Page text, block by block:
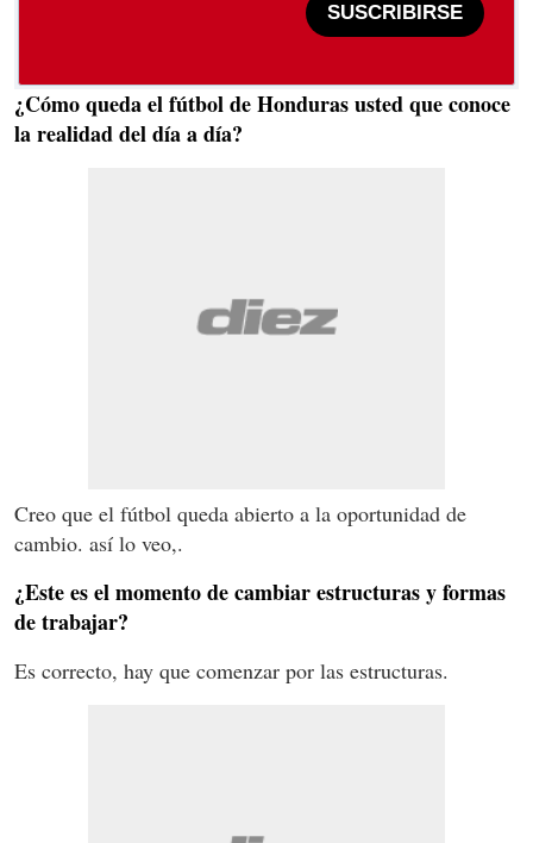
SUSCRIBIRSE
¿Cómo queda el fútbol de Honduras usted que conoce
la realidad del día a día?
Creo que el fútbol queda abierto a la oportunidad de
cambio. así lo veo,.
¿Este es el momento de cambiar estructuras y formas
de trabajar?
Es correcto, hay que comenzar por las estructuras.